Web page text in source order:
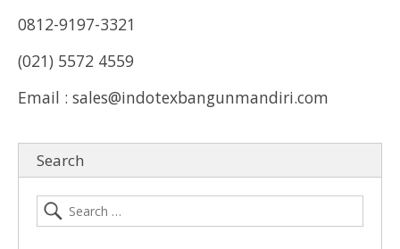
0812-9197-3321
(021) 5572 4559
Email : sales@indotexbangunmandiri.com
Search